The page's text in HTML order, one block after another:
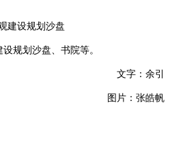
建设规划沙盘
设规划沙盘、书院等。
文字：余引
图片：张皓帆